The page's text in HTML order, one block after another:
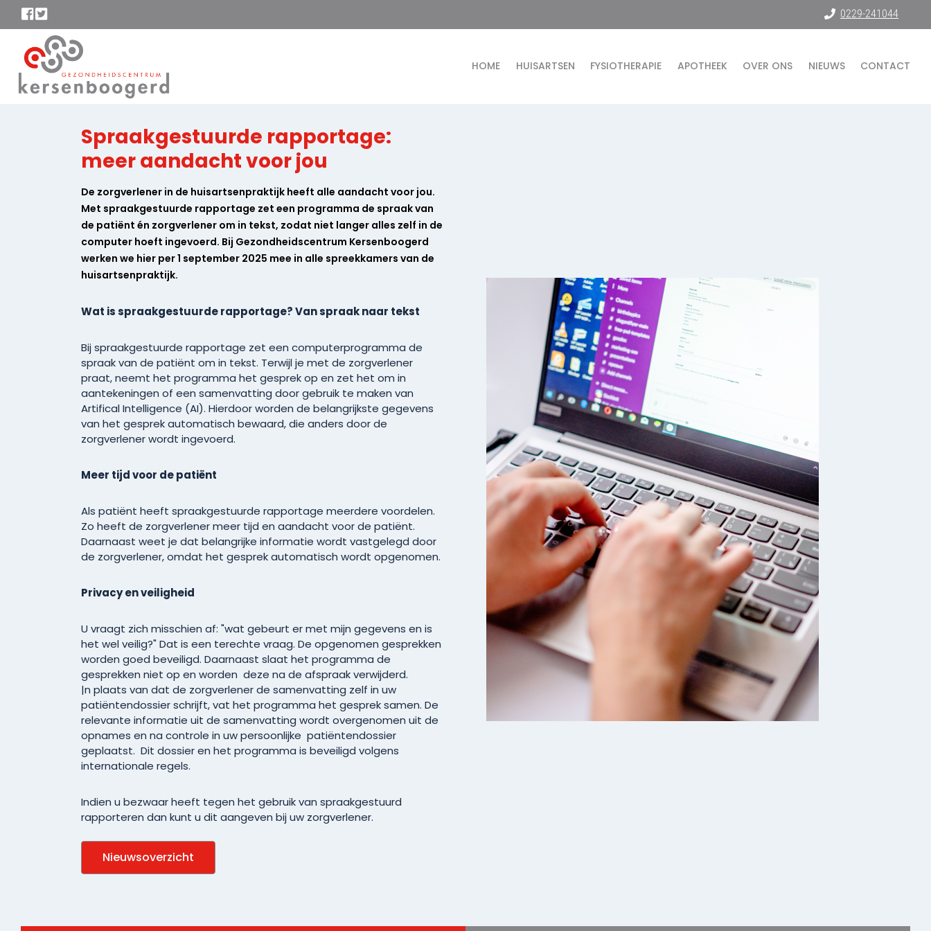
0229-241044
HOME HUISARTSEN FYSIOTHERAPIE APOTHEEK OVER ONS NIEUWS CONTACT
Spraakgestuurde rapportage:
meer aandacht voor jou
De zorgverlener in de huisartsenpraktijk heeft alle aandacht voor jou.
Met spraakgestuurde rapportage zet een programma de spraak van
de patiënt én zorgverlener om in tekst, zodat niet langer alles zelf in de
computer hoeft ingevoerd. Bij Gezondheidscentrum Kersenboogerd
werken we hier per 1 september 2025 mee in alle spreekkamers van de
huisartsenpraktijk.
Wat is spraakgestuurde rapportage? Van spraak naar tekst
Bij spraakgestuurde rapportage zet een computerprogramma de
spraak van de patiënt om in tekst. Terwijl je met de zorgverlener
praat, neemt het programma het gesprek op en zet het om in
aantekeningen of een samenvatting door gebruik te maken van
Artifical Intelligence (AI). Hierdoor worden de belangrijkste gegevens
van het gesprek automatisch bewaard, die anders door de
zorgverlener wordt ingevoerd.
Meer tijd voor de patiënt
Als patiënt heeft spraakgestuurde rapportage meerdere voordelen.
Zo heeft de zorgverlener meer tijd en aandacht voor de patiënt.
Daarnaast weet je dat belangrijke informatie wordt vastgelegd door
de zorgverlener, omdat het gesprek automatisch wordt opgenomen.
Privacy en veiligheid
U vraagt zich misschien af: "wat gebeurt er met mijn gegevens en is
het wel veilig?" Dat is een terechte vraag. De opgenomen gesprekken
worden goed beveiligd. Daarnaast slaat het programma de
gesprekken niet op en worden deze na de afspraak verwijderd.
|n plaats van dat de zorgverlener de samenvatting zelf in uw
patiëntendossier schrijft, vat het programma het gesprek samen. De
relevante informatie uit de samenvatting wordt overgenomen uit de
opnames en na controle in uw persoonlijke patiëntendossier
geplaatst. Dit dossier en het programma is beveiligd volgens
internationale regels.
Indien u bezwaar heeft tegen het gebruik van spraakgestuurd
rapporteren dan kunt u dit aangeven bij uw zorgverlener.
Nieuwsoverzicht